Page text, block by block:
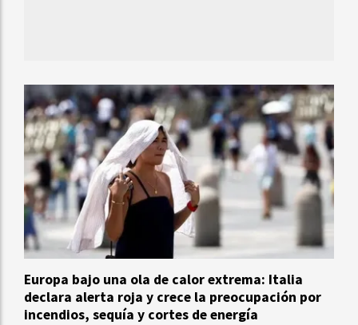
Europa bajo una ola de calor extrema: Italia
declara alerta roja y crece la preocupación por
incendios, sequía y cortes de energía